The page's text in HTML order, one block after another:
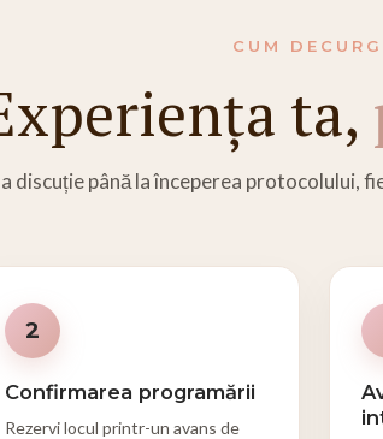
CUM
ta,
discuție până la începerea protocolului,
2
Confirmarea programării
Rezervi locul printr-un avans de